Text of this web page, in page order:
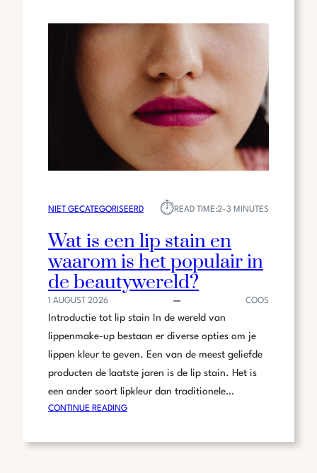
EEN
VERLEDEN
HEDEN
NIET GECATEGORISEERD ⏱︎READ TIME:2–3 MINUTES
Wat is een lip stain en
waarom is het populair in
de beautywereld?
1 AUGUST 2026 COOS
Introductie tot lip stain In de wereld van
lippenmake-up bestaan er diverse opties om je
lippen kleur te geven. Een van de meest geliefde
producten de laatste jaren is de lip stain. Het is
een ander soort lipkleur dan traditionele…
CONTINUE READING: